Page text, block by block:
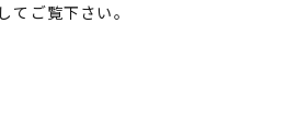
てご覧下さい。